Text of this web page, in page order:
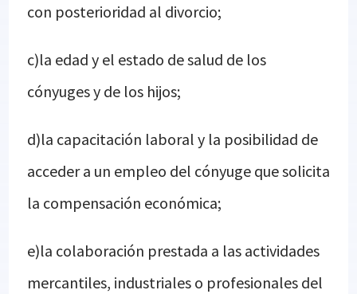
con posterioridad al divorcio;
c)la edad y el estado de salud de los
cónyuges y de los hijos;
d)la capacitación laboral y la posibilidad de
acceder a un empleo del cónyuge que solicita
la compensación económica;
e)la colaboración prestada a las actividades
mercantiles, industriales o profesionales del